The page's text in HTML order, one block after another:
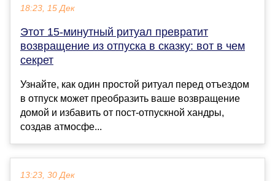
18:23, 15 Дек
Этот 15-минутный ритуал превратит
возвращение из отпуска в сказку: вот в чем
секрет
Узнайте, как один простой ритуал перед отъездом
в отпуск может преобразить ваше возвращение
домой и избавить от пост-отпускной хандры,
создав атмосфе...
13:23, 30 Дек